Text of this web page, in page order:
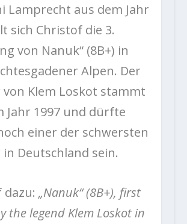
Lamprecht aus dem Jahr
sich Christof die 3.
von Nanuk“ (8B+) in
Alpen. Der
von Klem Loskot stammt
Jahr 1997 und dürfte
einer der schwersten
Deutschland sein.
„Nanuk“ (8B+), first
the legend Klem Loskot in